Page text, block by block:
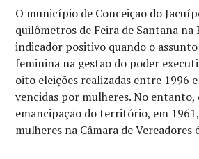
O município de Conceição do
quilômetros de Feira de Santana na
indicador positivo quando o
feminina na gestão do poder
oito eleições realizadas entre 1996
vencidas por mulheres. No entanto,
emancipação do território, em
mulheres na Câmara de Vereadores